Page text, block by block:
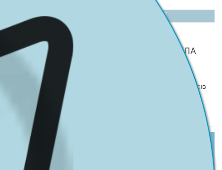
СТРАХОВА КОМПАНІЯ «ПРЕСТИЖ» ПРОВЕЛА
РІЧНІ ЗАГАЛЬНІ ЗБОРИ АКЦІОНЕРІВ
17 квітня 2023 року відбулись річні Загальні збори акціонерів
ПРИВАТНОГО АКЦІОНЕРНОГО ТОВАРИСТВА «СТРАХОВА
КОМПАНІЯ «ПРЕСТИЖ».